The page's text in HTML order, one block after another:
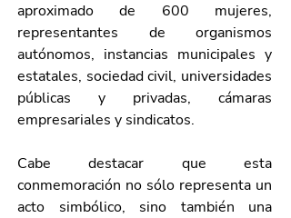
aproximado de 600 mujeres,
representantes de organismos
autónomos, instancias municipales y
estatales, sociedad civil, universidades
públicas y privadas, cámaras
empresariales y sindicatos.
Cabe destacar que esta
conmemoración no sólo representa un
acto simbólico, sino también una